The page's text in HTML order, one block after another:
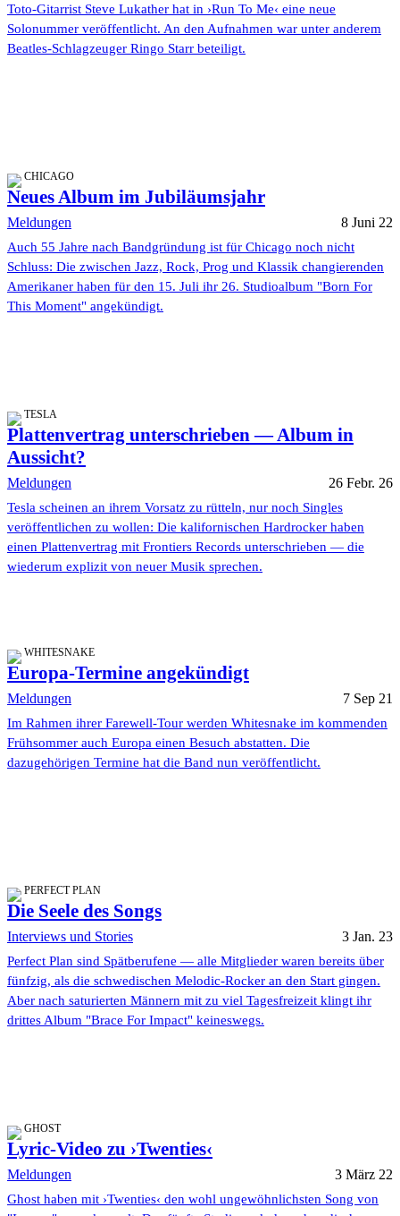
Toto-Gitarrist Steve Lukather hat in ›Run To Me‹ eine neue
Solonummer veröffentlicht. An den Aufnahmen war unter anderem
Beatles-Schlagzeuger Ringo Starr beteiligt.
CHICAGO
Neues Album im Jubiläumsjahr
Meldungen 8 Juni 22
Auch 55 Jahre nach Bandgründung ist für Chicago noch nicht
Schluss: Die zwischen Jazz, Rock, Prog und Klassik changierenden
Amerikaner haben für den 15. Juli ihr 26. Studioalbum "Born For
This Moment" angekündigt.
TESLA
Plattenvertrag unterschrieben — Album in
Aussicht?
Meldungen 26 Febr. 26
Tesla scheinen an ihrem Vorsatz zu rütteln, nur noch Singles
veröffentlichen zu wollen: Die kalifornischen Hardrocker haben
einen Plattenvertrag mit Frontiers Records unterschrieben — die
wiederum explizit von neuer Musik sprechen.
WHITESNAKE
Europa-Termine angekündigt
Meldungen 7 Sep 21
Im Rahmen ihrer Farewell-Tour werden Whitesnake im kommenden
Frühsommer auch Europa einen Besuch abstatten. Die
dazugehörigen Termine hat die Band nun veröffentlicht.
PERFECT PLAN
Die Seele des Songs
Interviews und Stories 3 Jan. 23
Perfect Plan sind Spätberufene — alle Mitglieder waren bereits über
fünfzig, als die schwedischen Melodic-Rocker an den Start gingen.
Aber nach saturierten Männern mit zu viel Tagesfreizeit klingt ihr
drittes Album "Brace For Impact" keineswegs.
GHOST
Lyric-Video zu ›Twenties‹
Meldungen 3 März 22
Ghost haben mit ›Twenties‹ den wohl ungewöhnlichsten Song von